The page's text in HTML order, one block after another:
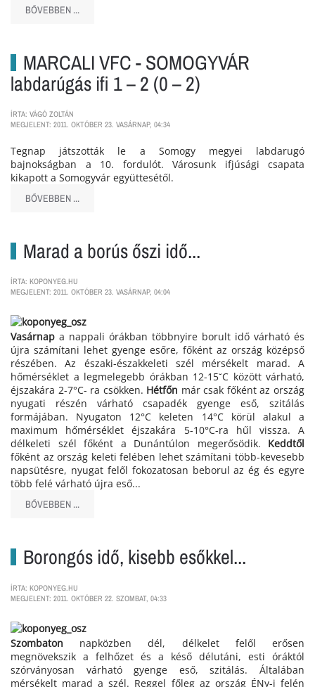
BŐVEBBEN ...
MARCALI VFC - SOMOGYVÁR
labdarúgás ifi 1 – 2 (0 – 2)
ÍRTA: VÁGÓ ZOLTÁN
MEGJELENT: 2011. OKTÓBER 23. VASÁRNAP, 04:34
Tegnap játszották le a Somogy megyei labdarugó
bajnokságban a 10. fordulót. Városunk ifjúsági csapata
kikapott a Somogyvár együttesétől.
BŐVEBBEN ...
Marad a borús őszi idő...
ÍRTA: KOPONYEG.HU
MEGJELENT: 2011. OKTÓBER 23. VASÁRNAP, 04:04
Vasárnap a nappali órákban többnyire borult idő várható és
újra számítani lehet gyenge esőre, főként az ország középső
részében. Az északi-északkeleti szél mérsékelt marad. A
hőmérséklet a legmelegebb órákban 12-15˘C között várható,
éjszakára 2-7°C- ra csökken. Hétfőn már csak főként az ország
nyugati részén várható csapadék gyenge eső, szitálás
formájában. Nyugaton 12°C keleten 14°C körül alakul a
maximum hőmérséklet éjszakára 5-10°C-ra hűl vissza. A
délkeleti szél főként a Dunántúlon megerősödik. Keddtől
főként az ország keleti felében lehet számítani több-kevesebb
napsütésre, nyugat felől fokozatosan beborul az ég és egyre
több felé várható újra eső...
BŐVEBBEN ...
Borongós idő, kisebb esőkkel...
ÍRTA: KOPONYEG.HU
MEGJELENT: 2011. OKTÓBER 22. SZOMBAT, 04:33
Szombaton napközben dél, délkelet felől erősen
megnövekszik a felhőzet és a késő délutáni, esti óráktól
szórványosan várható gyenge eső, szitálás. Általában
mérsékelt marad a szél. Reggel főleg az ország ÉNy-i felén